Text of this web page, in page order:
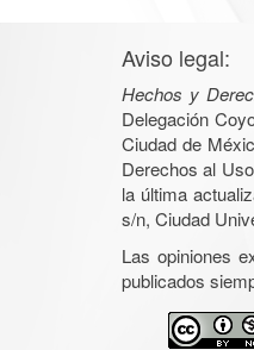
Aviso legal:
Hechos y
Delegación
Ciudad de
Derechos al
la última
s/n, Ciudad
Las opiniones
publicados